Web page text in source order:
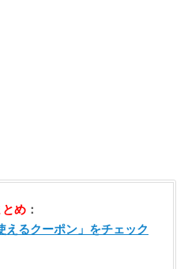
め ：
えるクーポン」をチェック